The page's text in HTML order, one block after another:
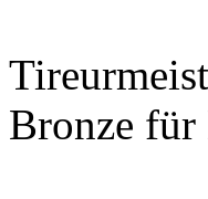
Bronze für